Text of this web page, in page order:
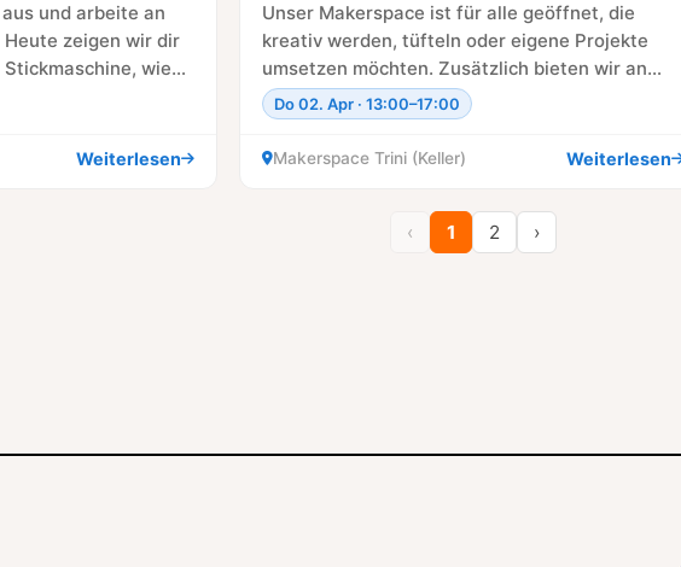
und arbeite an
zeigen wir dir
wie…
Weiterlesen
Unser Makerspace ist für alle geöffnet, die
kreativ werden, tüfteln oder eigene Projekte
umsetzen möchten. Zusätzlich bieten wir an
diesem Tag eine…
Do 02. Apr · 13:00–17:00
Makerspace Trini (Keller) Weiterlesen
‹ 1 2 ›